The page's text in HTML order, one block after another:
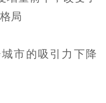
局
市的吸引力下降